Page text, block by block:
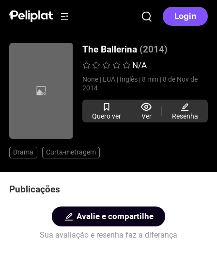
Login
The Ballerina (2014)
N/A
None | EUA | Inglês | 8 min | 8 de Nov de
2014
Quero ver Ver Resenha
Drama Curta-metragem
Publicações
Avalie e compartilhe
Sua avaliação e resenha faz a diferança